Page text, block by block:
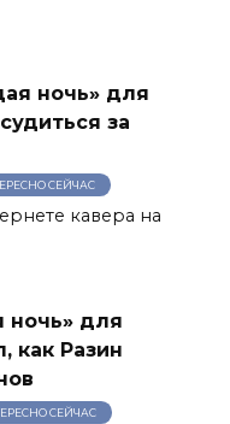
ночь» для
за
СЕЙЧАС
кавера на
ночь» для
как Разин
СЕЙЧАС